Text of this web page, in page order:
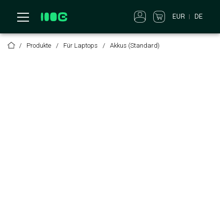
EUR DE
Produkte Für Laptops Akkus (Standard)